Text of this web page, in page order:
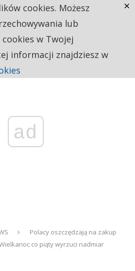
ad
Polacy oszczędzają na zakup
co piąty wyrzuci nadmiar
cookies. Możesz
lub
w Twojej
informacji znajdziesz w
×